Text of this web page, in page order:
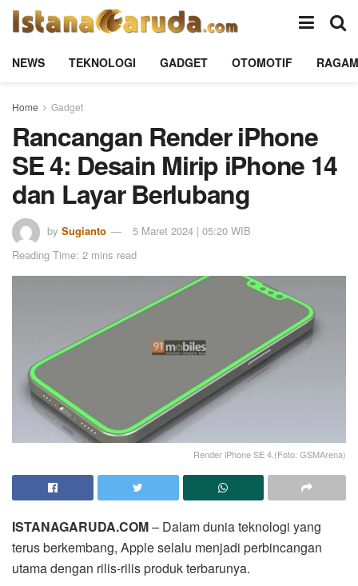
NEWS TEKNOLOGI GADGET OTOMOTIF RAGAM
Home Gadget
Rancangan Render iPhone
SE 4: Desain Mirip iPhone 14
dan Layar Berlubang
by Sugianto
5 Maret 2024 | 05:20 WIB
Reading Time: 2 mins read
Render iPhone SE 4.(Foto: GSMArena)
ISTANAGARUDA.COM– Dalam dunia teknologi yang
terus berkembang, Apple selalu menjadi perbincangan
utama dengan rilis-rilis produk terbarunya.